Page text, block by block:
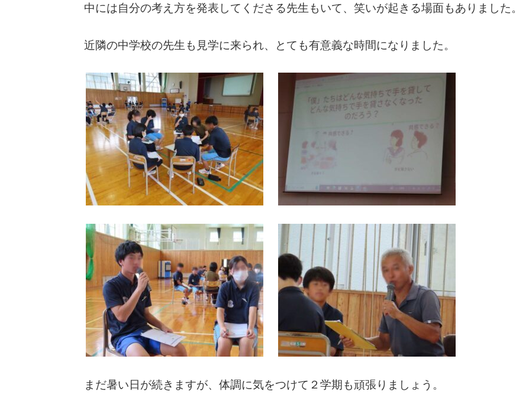
中には自分の考え方を発表してくださる先生もいて、笑いが起きる場面もありました。
近隣の中学校の先生も見学に来られ、とても有意義な時間になりました。
まだ暑い日が続きますが、体調に気をつけて２学期も頑張りましょう。